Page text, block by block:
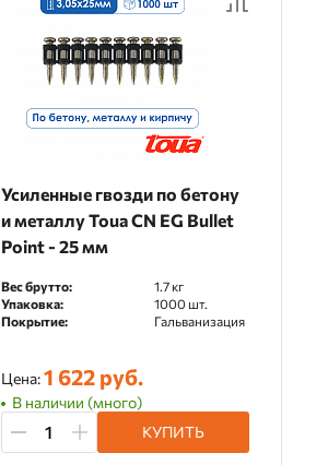
Усиленные гвозди по бетону
и металлу Toua CN EG Bullet
Point - 25 мм
Вес брутто:
1.7 кг
Упаковка:
1000 шт.
Покрытие:
Гальванизация
Цена:1 622 руб.
В наличии (много)
КУПИТЬ